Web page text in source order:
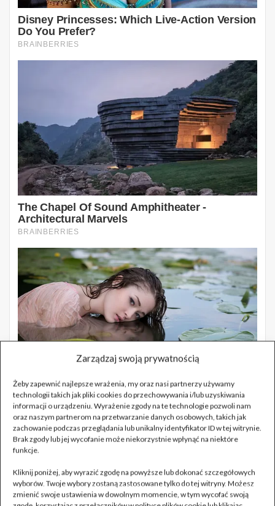
Zarządzaj swoją prywatnością
Żeby zapewnić najlepsze wrażenia, my oraz nasi partnerzy używamy
technologii takich jak pliki cookies do przechowywania i/lub uzyskiwania
informacji o urządzeniu. Wyrażenie zgody na te technologie pozwoli nam
oraz naszym partnerom na przetwarzanie danych osobowych, takich jak
zachowanie podczas przeglądania lub unikalny identyfikator ID w tej witrynie.
Brak zgody lub jej wycofanie może niekorzystnie wpłynąć na niektóre
funkcje.
Kliknij poniżej, aby wyrazić zgodę na powyższe lub dokonać szczegółowych
wyborów. Twoje wybory zostaną zastosowane tylko do tej witryny. Możesz
zmienić swoje ustawienia w dowolnym momencie, w tym wycofać swoją